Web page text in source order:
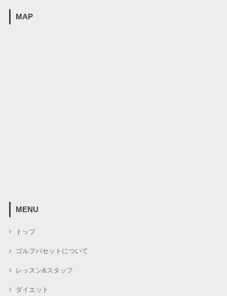
MAP
MENU
トップ
ゴルフバセットについて
レッスン&スタッフ
ダイエット